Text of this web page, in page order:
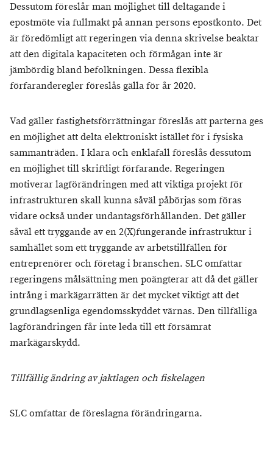
Dessutom föreslår man möjlighet till deltagande i
epostmöte via fullmakt på annan persons epostkonto. Det
är föredömligt att regeringen via denna skrivelse beaktar
att den digitala kapaciteten och förmågan inte är
jämbördig bland befolkningen. Dessa flexibla
förfaranderegler föreslås gälla för år 2020.
Vad gäller fastighetsförrättningar föreslås att parterna ges
en möjlighet att delta elektroniskt istället för i fysiska
sammanträden. I klara och enklafall föreslås dessutom
en möjlighet till skriftligt förfarande. Regeringen
motiverar lagförändringen med att viktiga projekt för
infrastrukturen skall kunna såväl påbörjas som föras
vidare också under undantagsförhållanden. Det gäller
såväl ett tryggande av en 2(X)fungerande infrastruktur i
samhället som ett tryggande av arbetstillfällen för
entreprenörer och företag i branschen. SLC omfattar
regeringens målsättning men poängterar att då det gäller
intrång i markägarrätten är det mycket viktigt att det
grundlagsenliga egendomsskyddet värnas. Den tillfälliga
lagförändringen får inte leda till ett försämrat
markägarskydd.
Tillfällig ändring av jaktlagen och fiskelagen
SLC omfattar de föreslagna förändringarna.